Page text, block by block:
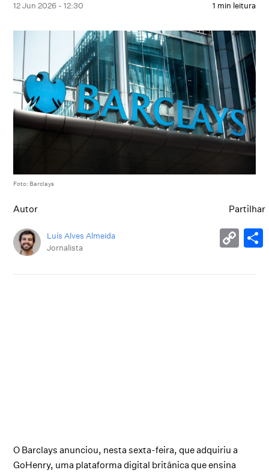
12 Jun 2026 - 12:30 1 min leitura
Foto: Barclays
Autor
Luís Alves Almeida
Jornalista
Partilhar
O Barclays anunciou, nesta sexta-feira, que adquiriu a
GoHenry, uma plataforma digital britânica que ensina